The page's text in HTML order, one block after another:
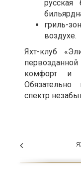
русская
гриль-
воздухе.
Яхт-клуб
комфорт и
спектр